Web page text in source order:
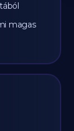
magas